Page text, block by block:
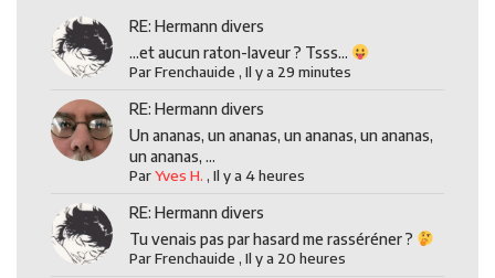
RE: Hermann divers
...et aucun raton-laveur ? Tsss...
ParFrenchauide ,Il y a 29 minutes
RE: Hermann divers
Un ananas, un ananas, un ananas, un ananas,
un ananas, ...
ParYves H. ,Il y a 4 heures
RE: Hermann divers
Tu venais pas par hasard me rasséréner ?
ParFrenchauide ,Il y a 20 heures